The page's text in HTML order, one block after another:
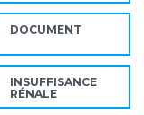
DOCUMENT
INSUFFISANCE
RÉNALE